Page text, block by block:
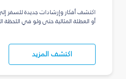
اكتشف أفكار وإرشادات جديدة للسفر
أو العطلة المثالية حتى ولو في اللحظة
اكتشف المزيد